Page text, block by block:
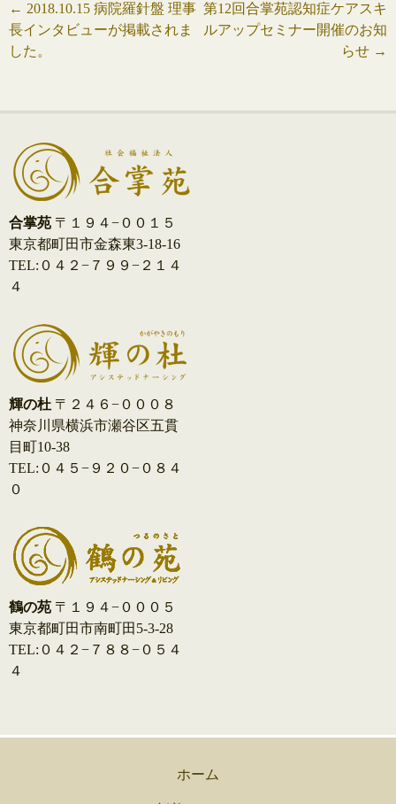
投
稿
ビ
ゲ
ー
シ
ョ
ン
← 2018.10.15 病院羅針盤 理事
長インタビューが掲載されま
した。
第12回合掌苑認知症ケアスキ
ルアップセミナー開催のお知
らせ →
合掌苑 〒１９４−００１５
東京都町田市金森東3-18-16
TEL:０４２−７９９−２１４
４
輝の杜 〒２４６−０００８
神奈川県横浜市瀬谷区五貫
目町10-38
TEL:０４５−９２０−０８４
０
鶴の苑 〒１９４−０００５
東京都町田市南町田5-3-28
TEL:０４２−７８８−０５４
４
ホーム